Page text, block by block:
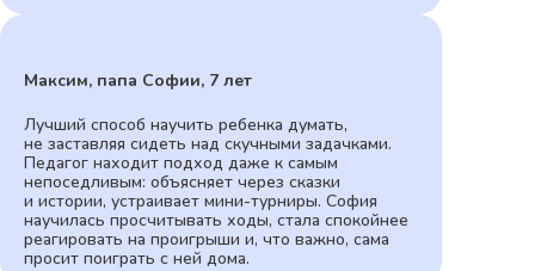
Максим, папа Софии, 7 лет
Лучший способ научить ребенка думать,
не заставляя сидеть над скучными задачками.
Педагог находит подход даже к самым
непоседливым: объясняет через сказки
и истории, устраивает мини-турниры. София
научилась просчитывать ходы, стала спокойнее
реагировать на проигрыши и, что важно, сама
просит поиграть с ней дома.